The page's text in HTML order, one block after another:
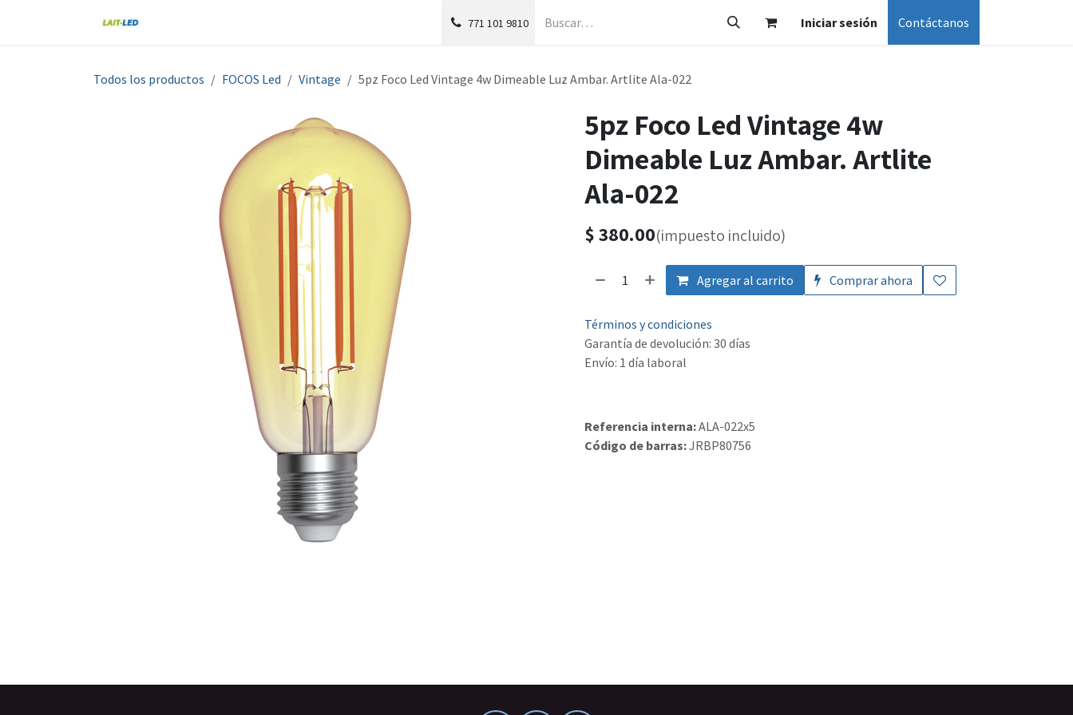
771 101 9810 Iniciar sesión Contáctanos
Todos los productos FOCOS Led Vintage 5pz Foco Led Vintage 4w Dimeable Luz Ambar. Artlite Ala-022
5pz Foco Led Vintage 4w
Dimeable Luz Ambar. Artlite
Ala-022
$380.00(impuesto incluido)
Agregar al carrito Comprar ahora
Términos y condiciones
Garantía de devolución: 30 días
Envío: 1 día laboral
Referencia interna:ALA-022x5
Código de barras:JRBP80756